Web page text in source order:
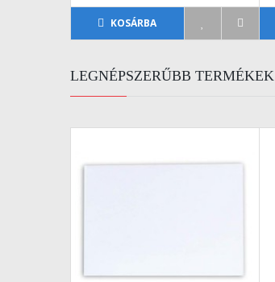
KOSÁRBA
LEGNÉPSZERŰBB TERMÉKEK